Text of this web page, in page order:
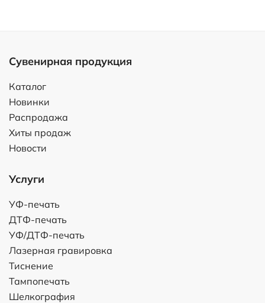
Сувенирная продукция
Каталог
Новинки
Распродажа
Хиты продаж
Новости
Услуги
УФ-печать
ДТФ-печать
УФ/ДТФ-печать
Лазерная гравировка
Тиснение
Тампопечать
Шелкография